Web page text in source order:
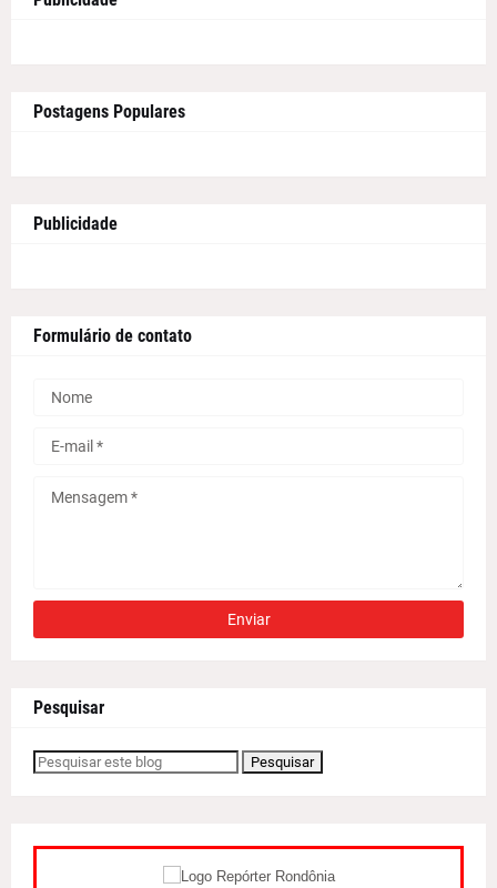
Postagens Populares
Publicidade
Formulário de contato
Pesquisar